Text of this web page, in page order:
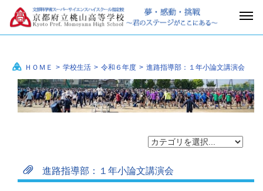
ＨＯＭＥ > 学校生活 > 令和６年度 > 進路指導部：１年小論文講演会
進路指導部：１年小論文講演会